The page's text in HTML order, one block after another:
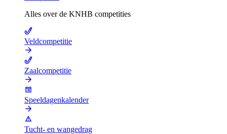
Alles over de KNHB competities
Veldcompetitie
Zaalcompetitie
Speeldagenkalender
Tucht- en wangedrag